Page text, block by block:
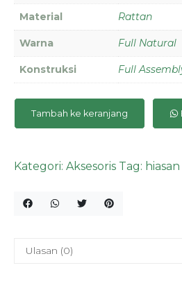
Material
Rattan
Warna Full Natural
Konstruksi Full
Tambah ke keranjang
Kategori: Aksesoris Tag:
Ulasan (0)